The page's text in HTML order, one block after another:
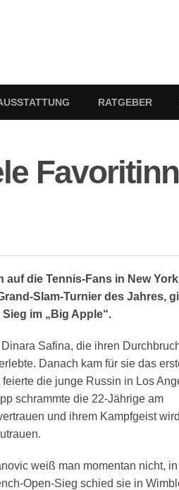
RATGEBER
auf die Tennis-Fans in New
Slam-Turnier des Jahres,
im „Big Apple“.
Safina, die ihren
Danach kam für sie das
die junge Russin in Los
schrammte die 22-Jährige am
und ihrem Kampfgeist
weiß man momentan nicht,
Open-Sieg schied sie in